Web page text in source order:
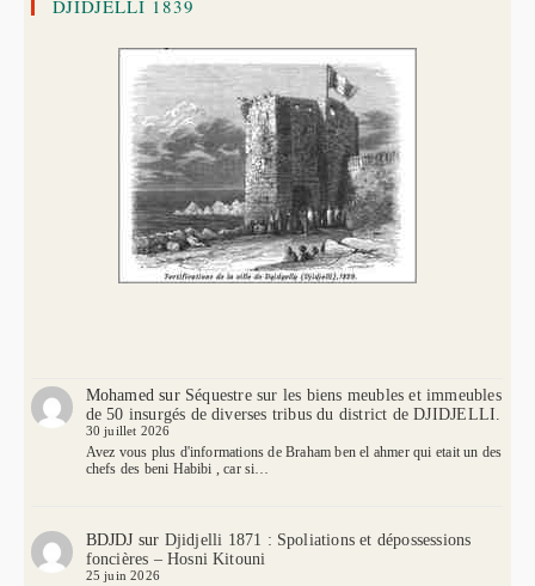
DJIDJELLI 1839
Mohamedsur Séquestre sur les biens meubles et immeubles
de 50 insurgés de diverses tribus du district de DJIDJELLI.
30 juillet 2026
Avez vous plus d'informations de Braham ben el ahmer qui etait un des
chefs des beni Habibi , car si…
BDJDJ sur Djidjelli 1871 : Spoliations et dépossessions
foncières – Hosni Kitouni
25 juin 2026